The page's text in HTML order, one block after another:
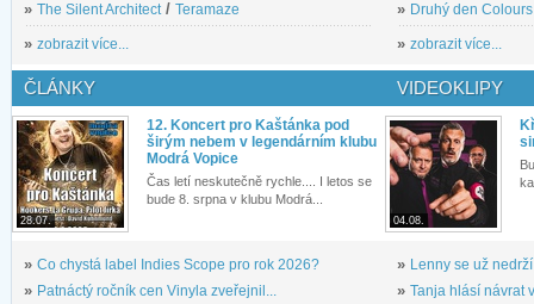
» The Silent Architect/ Teramaze
» zobrazit více...
» Druhý den
» zobrazit více...
ČLÁNKY
28.07.
12. Koncert pro Kaštánka pod
širým nebem v legendárním klubu
Modrá Vopice
Čas letí neskutečně rychle.... I letos se
bude 8. srpna v klubu Modrá...
» Co chystá label Indies Scope pro rok 2026?
» Patnáctý ročník cen Vinyla zveřejnil...
VIDEOKLIPY
04.08.
» Lenny se už
» Tanja hlásí návrat